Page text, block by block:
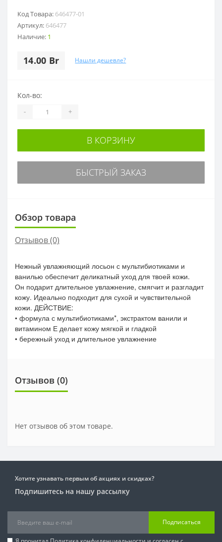
Код Товара: 646477-01
Артикул: 646477
Наличие: 1
14.00 Br Нашли дешевле?
Кол-во:
- +
В КОРЗИНУ
БЫСТРЫЙ ЗАКАЗ
Обзор товара
Отзывов (0)
Нежный увлажняющий лосьон с мультибиотиками и
ванилью обеспечит деликатный уход для твоей кожи.
Он подарит длительное увлажнение, смягчит и разгладит
кожу. Идеально подходит для сухой и чувствительной
кожи. ДЕЙСТВИЕ:
• формула с мультибиотиками*, экстрактом ванили и
витамином Е делает кожу мягкой и гладкой
• бережный уход и длительное увлажнение
Отзывов (0)
Нет отзывов об этом товаре.
Хотите узнавать первым об акциях и скидках?
Подпишитесь на нашу рассылку
Подписаться